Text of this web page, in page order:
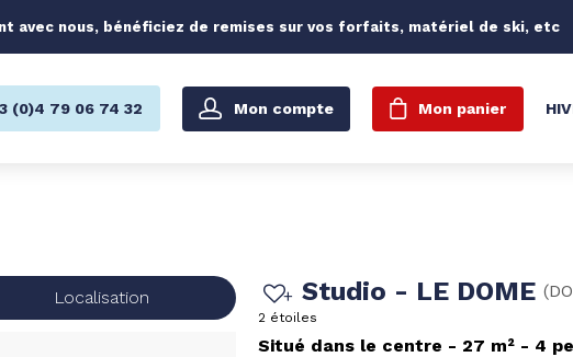
avec nous, bénéficiez de remises sur vos forfaits, matériel de ski, etc
(0)4 79 06 74 32 Mon compte Mon panier
Localisation Studio - LE DOME (
2 étoiles
Situé dans le centre 27 m² 4